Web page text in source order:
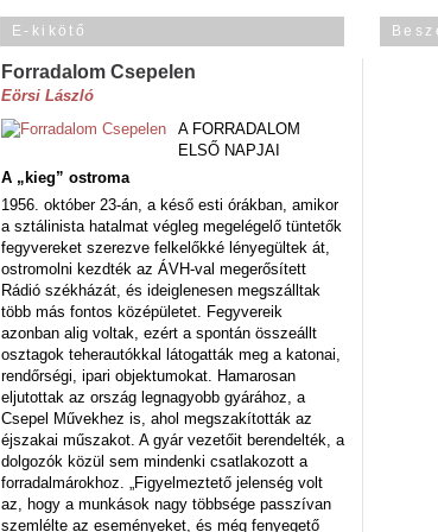
E-kikötő
Forradalom Csepelen
Eörsi László
A FORRADALOM
ELSŐ NAPJAI
A „kieg” ostroma
1956. október 23-án, a késő esti órákban, amikor
a sztálinista hatalmat végleg megelégelő tüntetők
fegyvereket szerezve felkelőkké lényegültek át,
ostromolni kezdték az ÁVH-val megerősített
Rádió székházát, és ideiglenesen megszálltak
több más fontos középületet. Fegyvereik
azonban alig voltak, ezért a spontán összeállt
osztagok teherautókkal látogatták meg a katonai,
rendőrségi, ipari objektumokat. Hamarosan
eljutottak az ország legnagyobb gyárához, a
Csepel Művekhez is, ahol megszakították az
éjszakai műszakot. A gyár vezetőit berendelték, a
dolgozók közül sem mindenki csatlakozott a
forradalmárokhoz. „Figyelmeztető jelenség volt
az, hogy a munkások nagy többsége passzívan
szemlélte az eseményeket, és még fenyegető